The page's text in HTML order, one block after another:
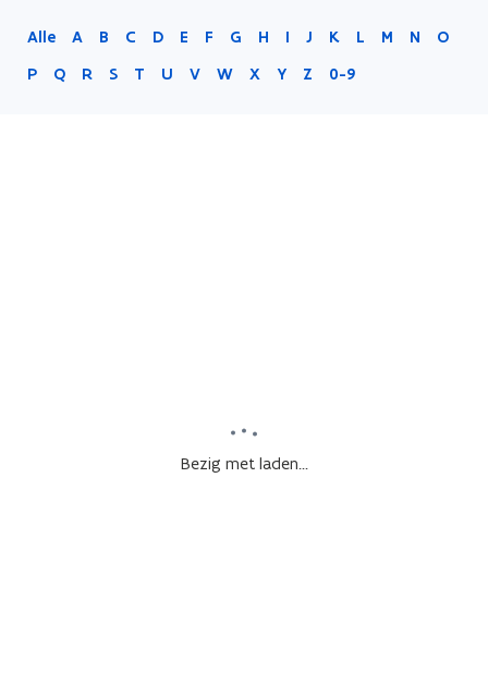
Alle A B C D E F G H I J K L M N
O
P
Q R S T U V W X Y Z 0-9
Bezig met laden...